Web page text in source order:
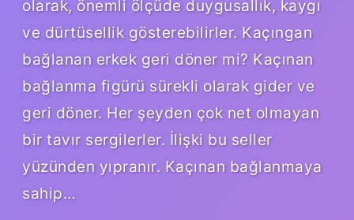
olarak, önemli ölçüde duygusallık, kaygı
ve dürtüsellik gösterebilirler. Kaçıngan
bağlanan erkek geri döner mi? Kaçınan
bağlanma figürü sürekli olarak gider ve
geri döner. Her şeyden çok net olmayan
bir tavır sergilerler. İlişki bu seller
yüzünden yıpranır. Kaçınan bağlanmaya
sahip…